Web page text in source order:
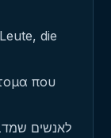
die
που